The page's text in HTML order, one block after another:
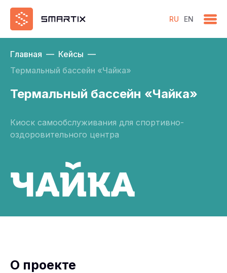
RU EN
Главная — Кейсы —
Термальный бассейн «Чайка»
Термальный бассейн «Чайка»
Киоск самообслуживания для спортивно-
оздоровительного центра
О проекте